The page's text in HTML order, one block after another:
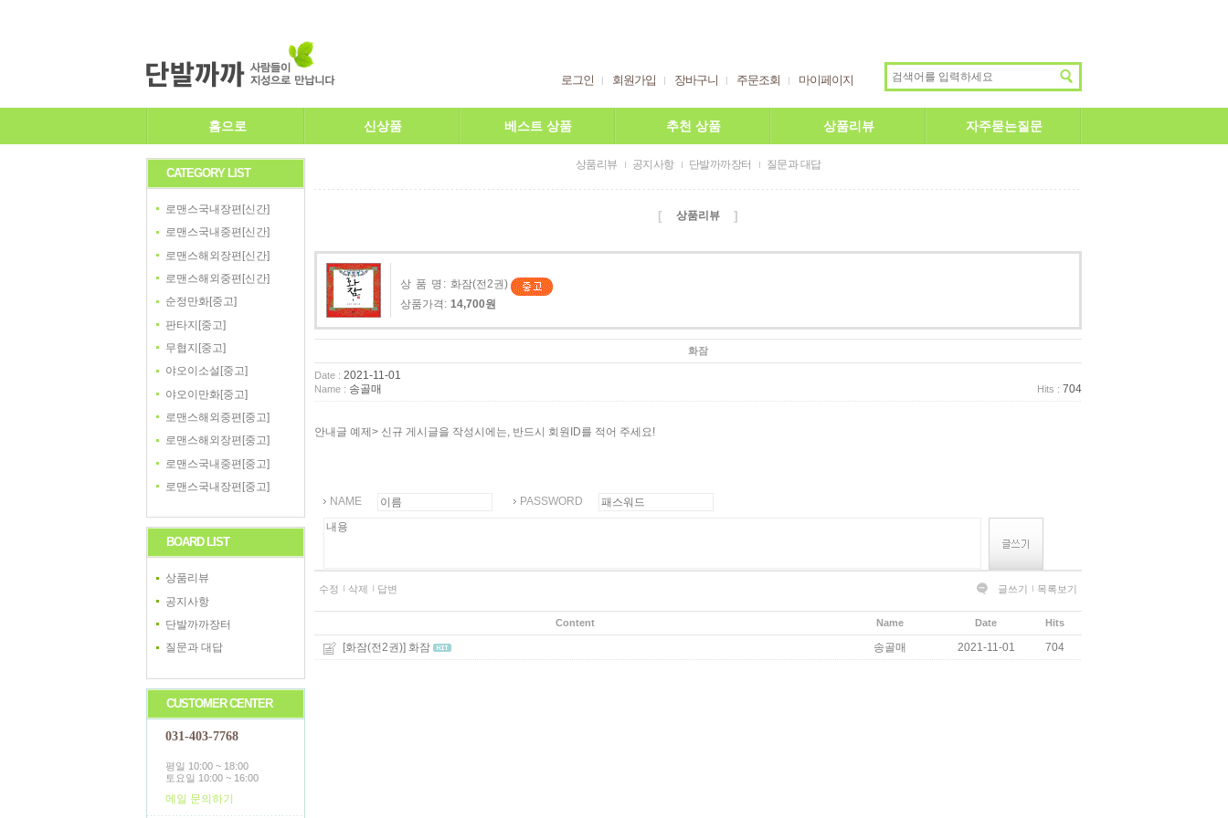
로그인 회원가입 장바구니 주문조회 마이페이지
홈으로 신상품 베스트 상품 추천 상품 상품리뷰 자주묻는질문
CATEGORY LIST
로맨스국내장편[신간]
로맨스국내중편[신간]
로맨스해외장편[신간]
로맨스해외중편[신간]
순정만화[중고]
판타지[중고]
무협지[중고]
야오이소설[중고]
야오이만화[중고]
로맨스해외중편[중고]
로맨스해외장편[중고]
로맨스국내중편[중고]
로맨스국내장편[중고]
BOARD LIST
상품리뷰
공지사항
단발까까장터
질문과 대답
CUSTOMER CENTER
031-403-7768
평일 10:00 ~ 18:00
토요일 10:00 ~ 16:00
메일 문의하기
상품리뷰 공지사항 단발까까장터 질문과 대답
[ 상품리뷰 ]
상 품 명: 화잠(전2권)
상품가격: 14,700원
화잠
Date : 2021-11-01
Name : 송골매 Hits : 704
안내글 예제> 신규 게시글을 작성시에는, 반드시 회원ID를 적어 주세요!
NAME PASSWORD
수정 삭제 답변 글쓰기 목록보기
Content Name Date Hits
[화잠(전2권)] 화잠 송골매 2021-11-01 704